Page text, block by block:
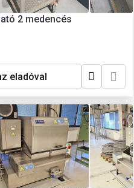
2 medencés
eladóval